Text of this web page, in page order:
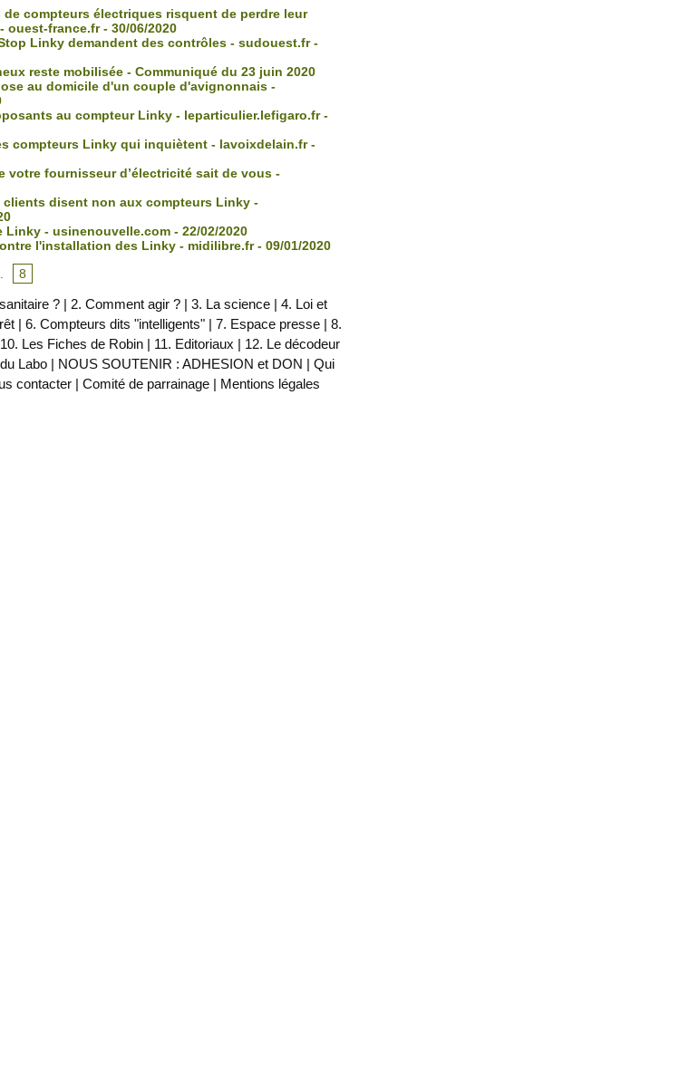
compteurs électriques risquent de perdre leur
ouest-france.fr - 30/06/2020
Linky demandent des contrôles - sudouest.fr -
reste mobilisée - Communiqué du 23 juin 2020
au domicile d'un couple d'avignonnais -
au compteur Linky - leparticulier.lefigaro.fr -
compteurs Linky qui inquiètent - lavoixdelain.fr -
votre fournisseur d’électricité sait de vous -
disent non aux compteurs Linky -
- usinenouvelle.com - 22/02/2020
l'installation des Linky - midilibre.fr - 09/01/2020
8
? | 2. Comment agir ? | 3. La science | 4. Loi et
| 6. Compteurs dits "intelligents" | 7. Espace presse | 8.
10. Les Fiches de Robin | 11. Editoriaux | 12. Le décodeur
Labo | NOUS SOUTENIR : ADHESION et DON | Qui
contacter | Comité de parrainage | Mentions légales